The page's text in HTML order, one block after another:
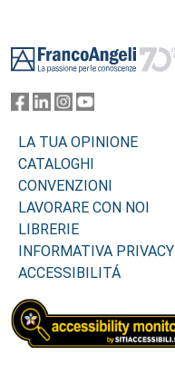
LA TUA OPINIONE
CATALOGHI
CONVENZIONI
LAVORARE CON NOI
LIBRERIE
INFORMATIVA PRIVACY
ACCESSIBILITÁ